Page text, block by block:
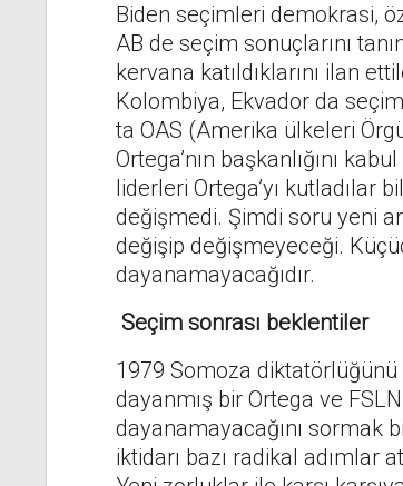
Biden seçimleri demokrasi,
AB de seçim sonuçlarını
kervana katıldıklarını ilan
Kolombiya, Ekvador da seçim
ta OAS (Amerika ülkeleri
Ortega’nın başkanlığını
liderleri Ortega’yı kutladılar
değişmedi. Şimdi soru yeni
değişip değişmeyeceği.
dayanamayacağıdır.
Seçim sonrası beklentiler
1979 Somoza
dayanmış bir Ortega ve
dayanamayacağını sormak
iktidarı bazı radikal adımlar